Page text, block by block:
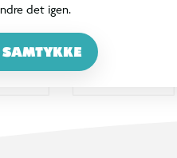
det igen.
SAMTYKKE